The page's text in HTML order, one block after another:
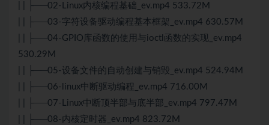
| | ├──02-Linux内核编程基础_ev.mp4 533.72M
| | ├──03-字符设备驱动编程基本框架_ev.mp4 630.57M
| | ├──04-GPIO库函数的使用与ioctl函数的实现_ev.mp4
530.29M
| | ├──05-设备文件的自动创建与销毁_ev.mp4 524.94M
| | ├──06-linux中断驱动编程_ev.mp4 716.00M
| | ├──07-Linux中断顶半部与底半部_ev.mp4 797.47M
| | ├──08-内核定时器_ev.mp4 823.72M